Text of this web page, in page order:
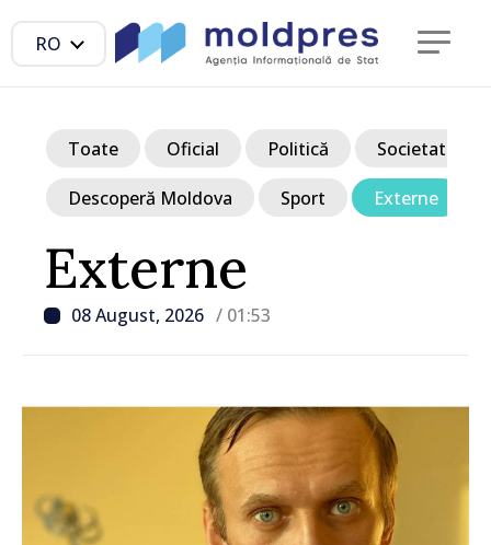
RO
Externe
08 August, 2026 / 01:53
Toate Oficial Politică Societate
Descoperă Moldova Sport Externe